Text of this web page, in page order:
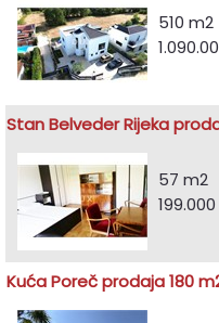
510 m2
Stan Belveder Rijeka
57 m2
Kuća Poreč prodaja 180